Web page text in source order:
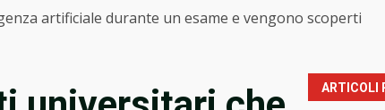
artificiale durante un esame e vengono scoperti
ARTICOLI